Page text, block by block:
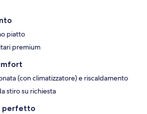
piatto
premium
(con climatizzatore) e riscaldamento
stiro su richiesta
perfetto